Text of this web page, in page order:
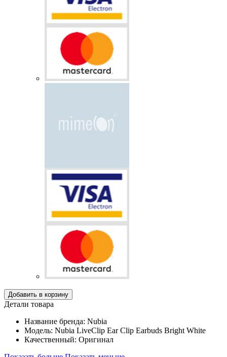
Добавить в корзину
Детали товара
Название бренда: Nubia
Модель: Nubia LiveClip Ear Clip Earbuds Bright White
Качественный: Oригинал